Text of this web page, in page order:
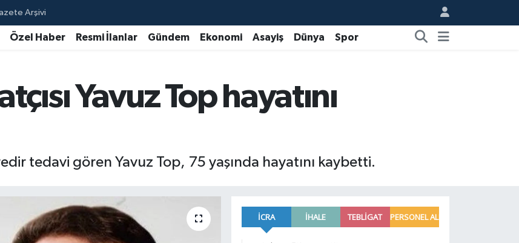
Arşivi
Özel Haber Resmi İlanlar Gündem Ekonomi Asayiş Dünya Spor
Yavuz Top hayatını
tedavi gören Yavuz Top, 75 yaşında hayatını kaybetti.